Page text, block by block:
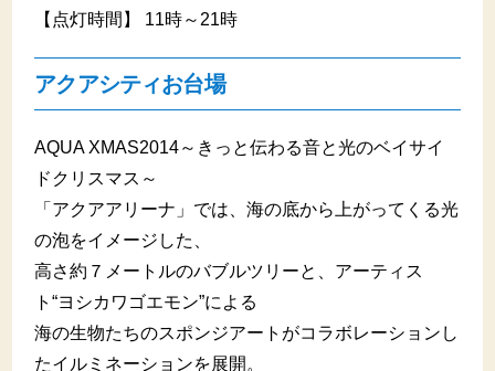
【点灯時間】 11時～21時
アクアシティお台場
AQUA XMAS2014～きっと伝わる音と光のベイサイ
ドクリスマス～
「アクアアリーナ」では、海の底から上がってくる光
の泡をイメージした、
高さ約７メートルのバブルツリーと、アーティス
ト“ヨシカワゴエモン”による
海の生物たちのスポンジアートがコラボレーションし
たイルミネーションを展開。